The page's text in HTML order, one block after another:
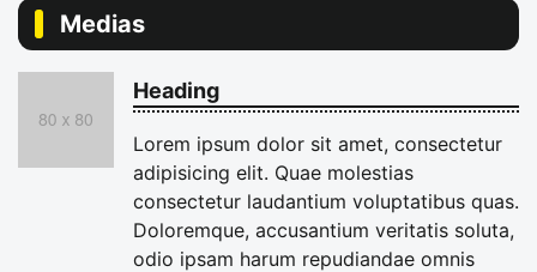
Medias
Heading
Lorem ipsum dolor sit amet, consectetur
adipisicing elit. Quae molestias
consectetur laudantium voluptatibus quas.
Doloremque, accusantium veritatis soluta,
odio ipsam harum repudiandae omnis